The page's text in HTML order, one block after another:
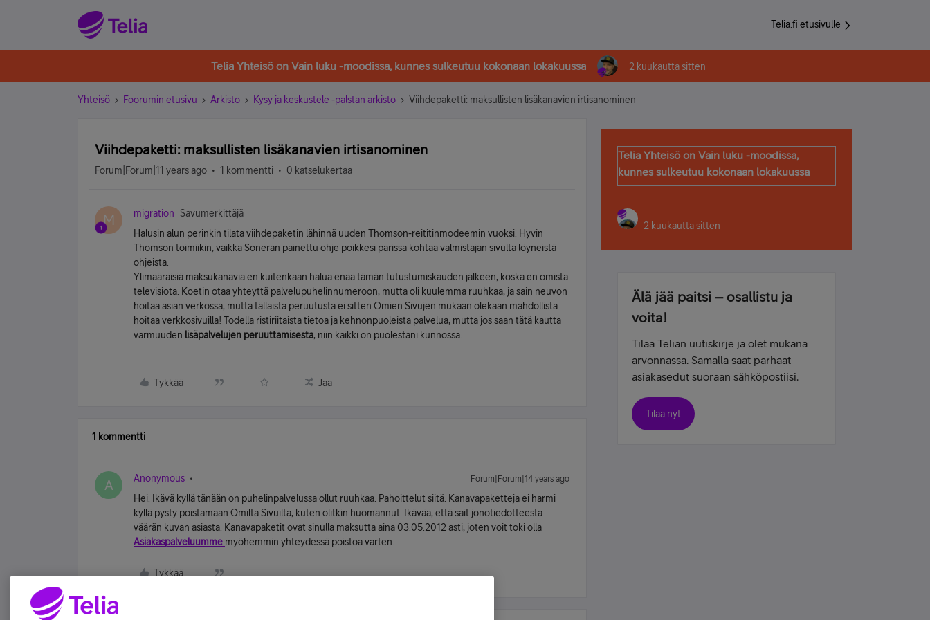
Telia.fi etusivulle
Telia Yhteisö on Vain luku -moodissa, kunnes sulkeutuu kokonaan lokakuussa 2 kuukautta sitten
Yhteisö Foorumin etusivu Arkisto Kysy ja keskustele -palstan arkisto Viihdepaketti: maksullisten lisäkanavien irtisanominen
Viihdepaketti: maksullisten lisäkanavien irtisanominen
Forum|Forum|11 years ago 1 kommentti 0 katselukertaa
M migration
Savumerkittäjä
Halusin alun perinkin tilata viihdepaketin lähinnä uuden Thomson-reititinmodeemin vuoksi. Hyvin
Thomson toimiikin, vaikka Soneran painettu ohje poikkesi parissa kohtaa valmistajan sivulta löyneistä
ohjeista.
Ylimääräisiä maksukanavia en kuitenkaan halua enää tämän tutustumiskauden jälkeen, koska en omista
televisiota. Koetin otaa yhteyttä palvelupuhelinnumeroon, mutta oli kuulemma ruuhkaa, ja sain neuvon
hoitaa asian verkossa, mutta tällaista peruutusta ei sitten Omien Sivujen mukaan olekaan mahdollista
hoitaa verkkosivuilla! Todella ristiriitaista tietoa ja kehnonpuoleista palvelua, mutta jos saan tätä kautta
varmuuden lisäpalvelujen peruuttamisesta, niin kaikki on puolestani kunnossa.
Tykkää Jaa
1 kommentti
A Anonymous Forum|Forum|14 years ago
Hei. Ikävä kyllä tänään on puhelinpalvelussa ollut ruuhkaa. Pahoittelut siitä. Kanavapaketteja ei harmi
kyllä pysty poistamaan Omilta Sivuilta, kuten olitkin huomannut. Ikävää, että sait jonotiedotteesta
väärän kuvan asiasta. Kanavapaketit ovat sinulla maksutta aina 03.05.2012 asti, joten voit toki olla
Asiakaspalveluumme myöhemmin yhteydessä poistoa varten.
Tykkää
Telia Yhteisö on Vain luku -moodissa,
kunnes sulkeutuu kokonaan lokakuussa
2 kuukautta sitten
Älä jää paitsi – osallistu ja
voita!
Tilaa Telian uutiskirje ja olet mukana
arvonnassa. Samalla saat parhaat
asiakasedut suoraan sähköpostiisi.
Tilaa nyt